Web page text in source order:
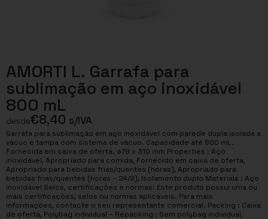
AMORTI L. Garrafa para
sublimação em aço inoxidável
800 mL
desde€8,40 s/IVA
Garrafa para sublimação em aço inoxidável com parede dupla isolada a
vácuo e tampa com sistema de vácuo. Capacidade até 800 mL.
Fornecida em caixa de oferta. ø79 x 310 mm Properties : Aço
inoxidável, Apropriado para comida, Fornecido em caixa de oferta,
Apropriado para bebidas frias/quentes (horas), Apropriado para
bebidas frias/quentes (horas – 24/8), Isolamento duplo Materials : Aço
inoxidável Selos, certificações e normas: Este produto possui uma ou
mais certificações, selos ou normas aplicáveis. Para mais
informações, contacte o seu representante comercial. Packing : Caixa
de oferta, Polybag individual – Repacking : Sem polybag individual,